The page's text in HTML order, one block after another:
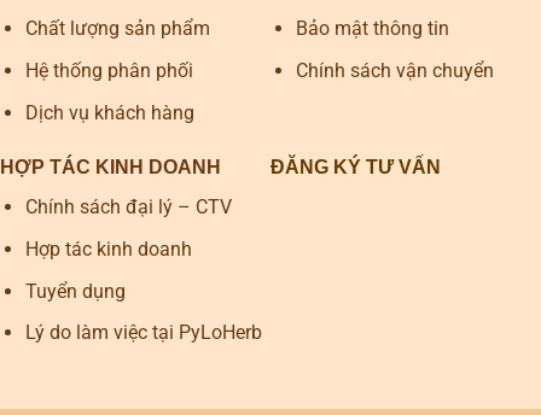
Chất lượng sản phẩm
Hệ thống phân phối
Dịch vụ khách hàng
Bảo mật thông tin
Chính sách vận chuyển
HỢP TÁC KINH DOANH
Chính sách đại lý – CTV
Hợp tác kinh doanh
Tuyển dụng
Lý do làm việc tại PyLoHerb
ĐĂNG KÝ TƯ VẤN